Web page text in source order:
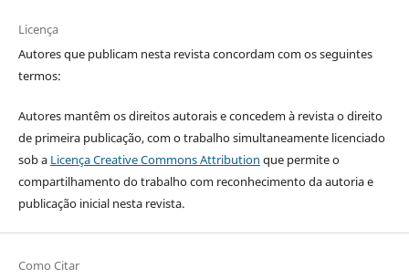
Licença
Autores que publicam nesta revista concordam com os seguintes
termos:
Autores mantêm os direitos autorais e concedem à revista o direito
de primeira publicação, com o trabalho simultaneamente licenciado
sob a Licença Creative Commons Attribution que permite o
compartilhamento do trabalho com reconhecimento da autoria e
publicação inicial nesta revista.
Como Citar